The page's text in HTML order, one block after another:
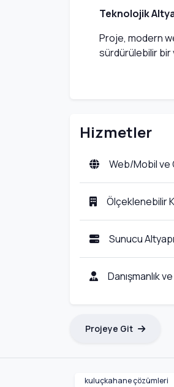
Teknolojik
Proje, modern
sürdürülebilir bir
Hizmetler
Web/Mobil ve
Ölçeklenebilir
Sunucu
Danışmanlık
Projeye Git
kuluçkahane çözümleri